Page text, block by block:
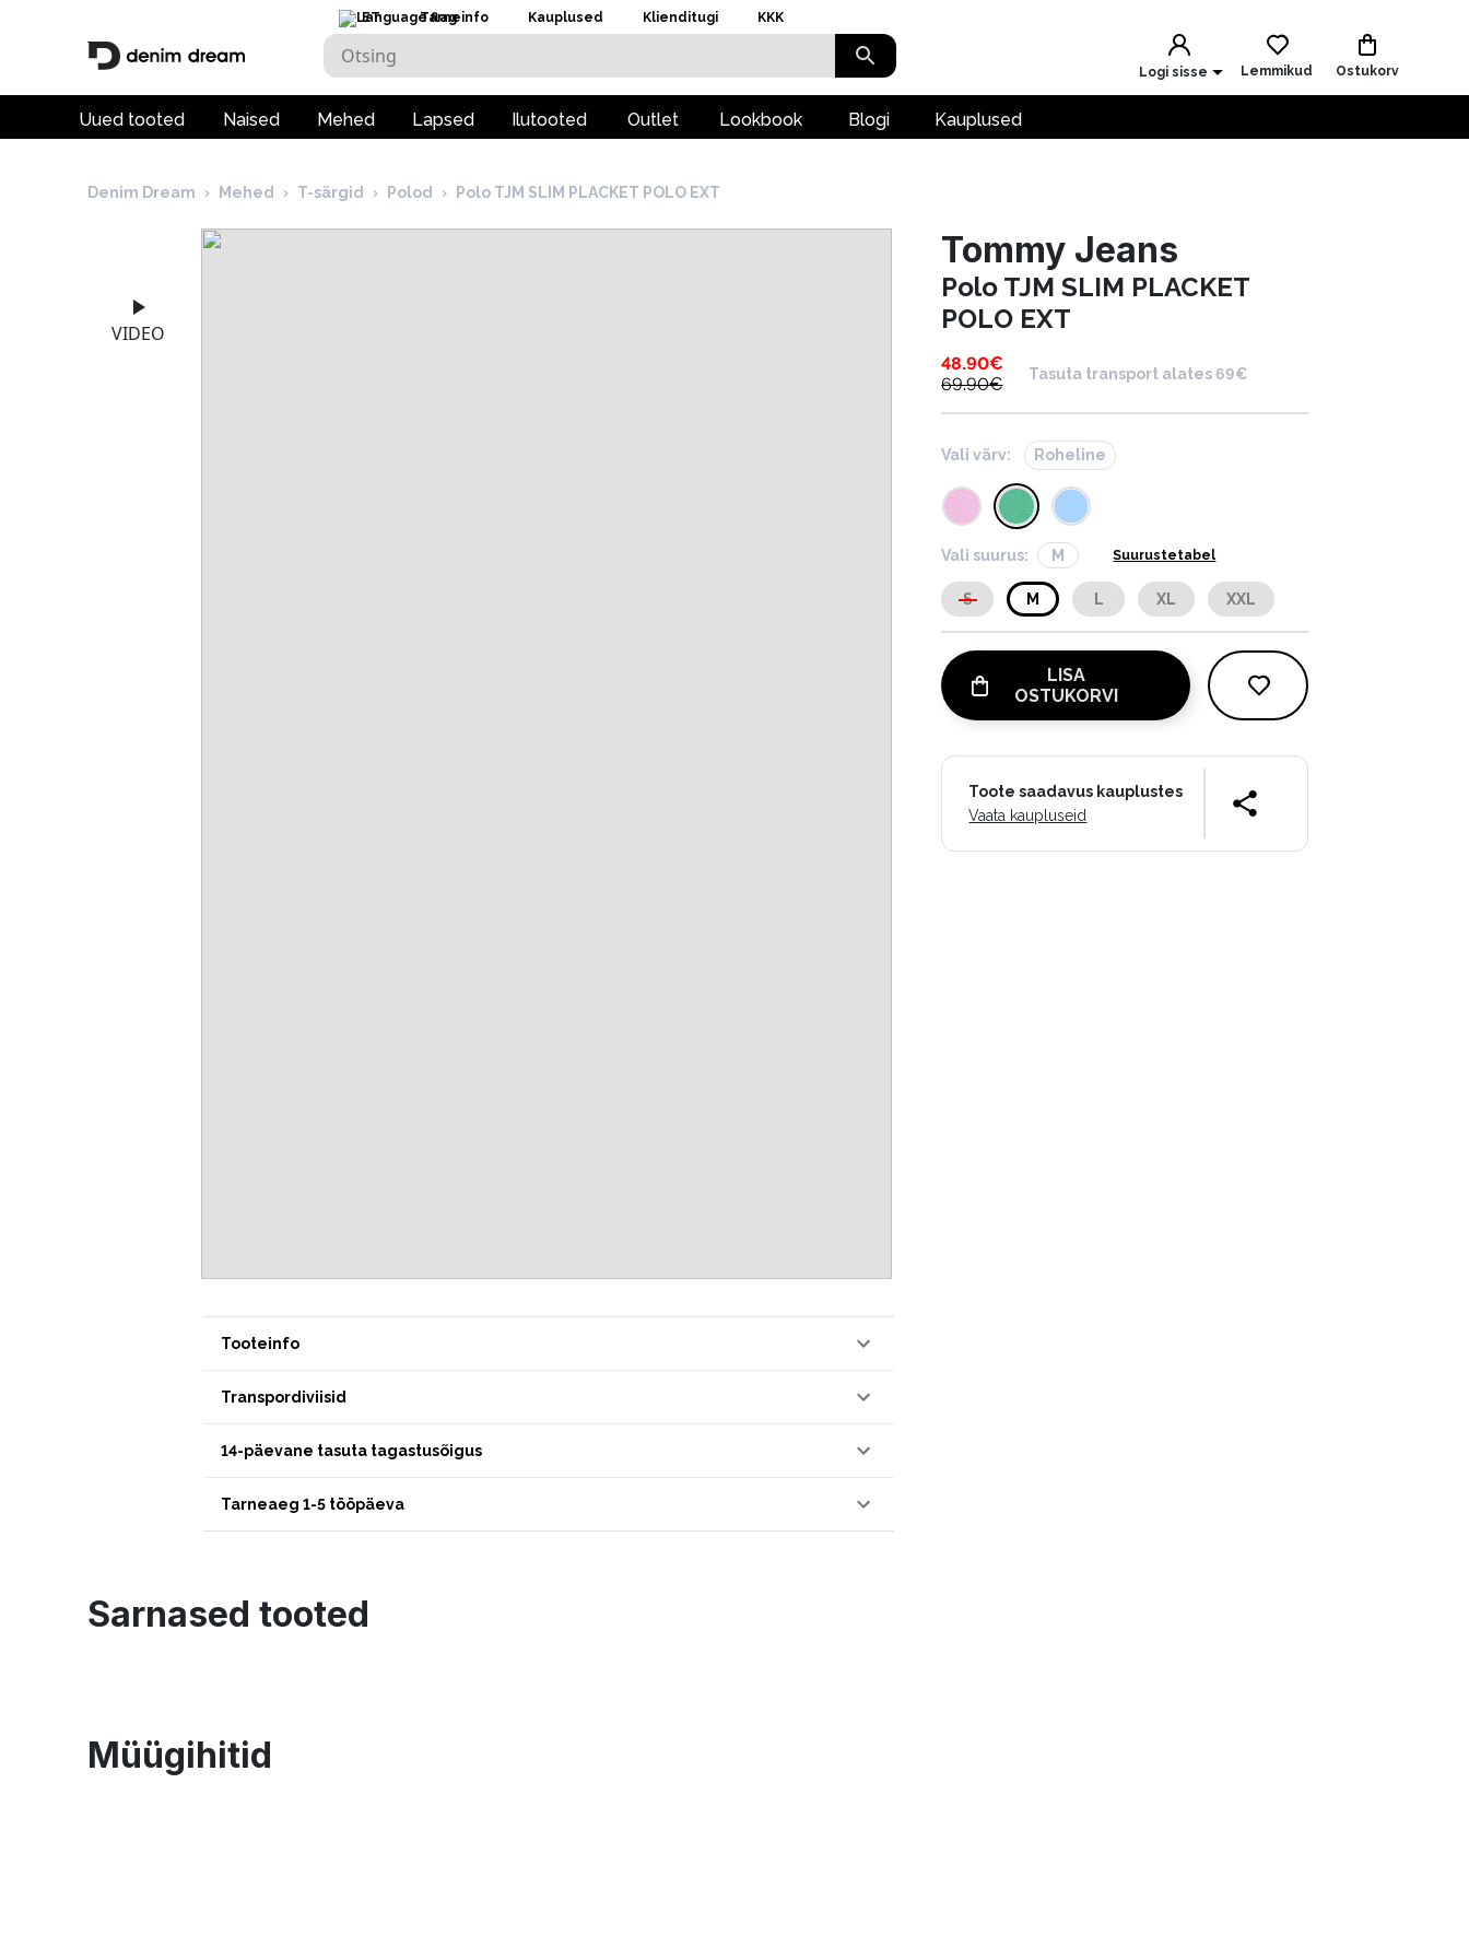
ET Tarneinfo Kauplused Klienditugi KKK
Logi sisse Lemmikud Ostukorv
Uued tooted Naised Mehed Lapsed Ilutooted Outlet Lookbook Blogi Kauplused
Denim Dream › Mehed › T-särgid › Polod › Polo TJM SLIM PLACKET POLO EXT
VIDEO
Tooteinfo
Transpordiviisid
14-päevane tasuta tagastusõigus
Tarneaeg 1-5 tööpäeva
Tommy Jeans
Polo TJM SLIM PLACKET
POLO EXT
48.90€
69.90€
Tasuta transport alates 69€
Vali värv: Roheline
Vali suurus: M Suurustetabel
S M L XL XXL
LISA
OSTUKORVI
Toote saadavus kauplustes
Vaata kaupluseid
Sarnased tooted
Müügihitid